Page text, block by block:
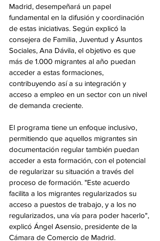
Madrid, desempeñará un papel
fundamental en la difusión y coordinación
de estas iniciativas. Según explicó la
consejera de Familia, Juventud y Asuntos
Sociales, Ana Dávila, el objetivo es que
más de 1.000 migrantes al año puedan
acceder a estas formaciones,
contribuyendo así a su integración y
acceso a empleo en un sector con un nivel
de demanda creciente.
El programa tiene un enfoque inclusivo,
permitiendo que aquellos migrantes sin
documentación regular también puedan
acceder a esta formación, con el potencial
de regularizar su situación a través del
proceso de formación. "Este acuerdo
facilita a los migrantes regularizados su
acceso a puestos de trabajo, y a los no
regularizados, una vía para poder hacerlo",
explicó Ángel Asensio, presidente de la
Cámara de Comercio de Madrid.